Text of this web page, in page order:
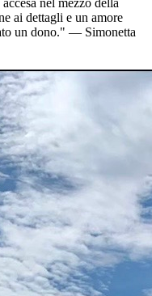
ai dettagli e un amore
un dono." — Simonetta